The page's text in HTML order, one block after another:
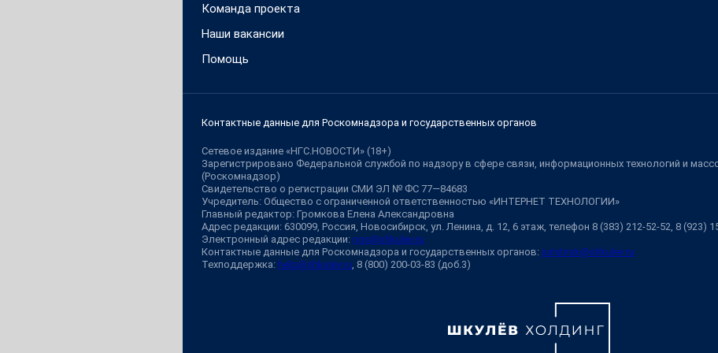
Команда проекта
Наши вакансии
Помощь
Контактные данные для Роскомнадзора и государственных органов
Сетевое издание «НГС.НОВОСТИ» (18+)
Зарегистрировано Федеральной службой по надзору в сфере связи, информационных технологий и
(Роскомнадзор)
Свидетельство о регистрации СМИ ЭЛ № ФС 77—84683
Учредитель: Общество с ограниченной ответственностью «ИНТЕРНЕТ ТЕХНОЛОГИИ»
Главный редактор: Громкова Елена Александровна
Адрес редакции: 630099, Россия, Новосибирск, ул. Ленина, д. 12, 6 этаж, телефон 8 (383) 212-52-52, 8 (923)
Электронный адрес редакции: ngs@shkulev.ru
Контактные данные для Роскомнадзора и государственных органов: juristnsk@shkulev.ru
Техподдержка: help@shkulev.ru, 8 (800) 200-03-83 (доб.3)